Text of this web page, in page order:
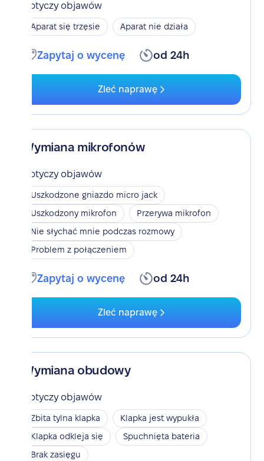
Dotyczy objawów
Aparat się trzęsie Aparat nie działa
Zapytaj o wycenę od 24h
Zleć naprawę
Wymiana mikrofonów
Dotyczy objawów
Uszkodzone gniazdo micro jack
Uszkodzony mikrofon
Przerywa mikrofon
Nie słychać mnie podczas rozmowy
Problem z połączeniem
Zapytaj o wycenę od 24h
Zleć naprawę
Wymiana obudowy
Dotyczy objawów
Zbita tylna klapka
Klapka jest wypukła
Klapka odkleja się
Spuchnięta bateria
Brak zasięgu